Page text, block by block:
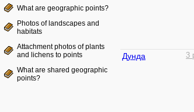
What are geographic points?
Photos of landscapes and
habitats
Attachment photos of plants
and lichens to points
What are shared geographic
points?
Дунда 3